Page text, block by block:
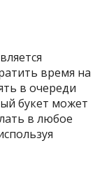
время на
в очереди
букет может
в любое